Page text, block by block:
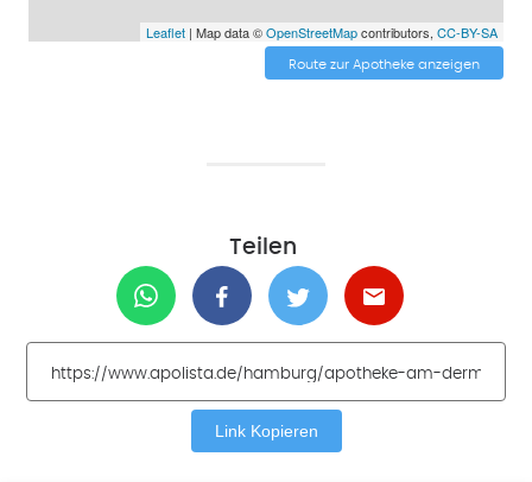
Leaflet| Map data ©OpenStreetMapcontributors, CC-BY-SA
Route zur Apotheke anzeigen
Teilen
Link Kopieren